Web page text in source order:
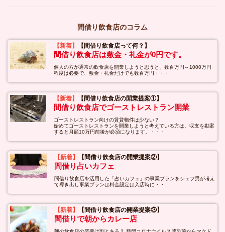
間借り飲食店のコラム
【新着】 【間借り飲食店って何？】
間借り飲食店は敷金・礼金が0円です。
個人の方が通常の飲食店を開業しようと思うと、数百万円～1000万円
程度は必要で、敷金・礼金だけでも数百万円・・・
【新着】 【間借り飲食店の開業提案①】
間借り飲食店でゴーストレストラン開業
ゴーストレストラン向けの賃貸物件は少ない？
始めてゴーストレストランを開業しようと考えている方は、収支を勘案
すると月額10万円前後が必須になります。・・・
【新着】 【間借り飲食店の開業提案②】
間借り占いカフェ
間借り飲食店を活用した「占いカフェ」の事業プランをシェフ男が考え
て導き出し事業プランは料金設定は入店時に・・
【新着】 【間借り飲食店の開業提案③】
間借りで朝からカレー店